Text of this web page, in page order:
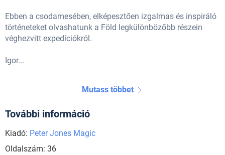
Ebben a csodamesében, elképesztően izgalmas és inspiráló
történeteket olvashatunk a Föld legkülönbözőbb részein
véghezvitt expedíciókról.
Igor...
Mutass többet
További információ
Kiadó: Peter Jones Magic
Oldalszám: 36